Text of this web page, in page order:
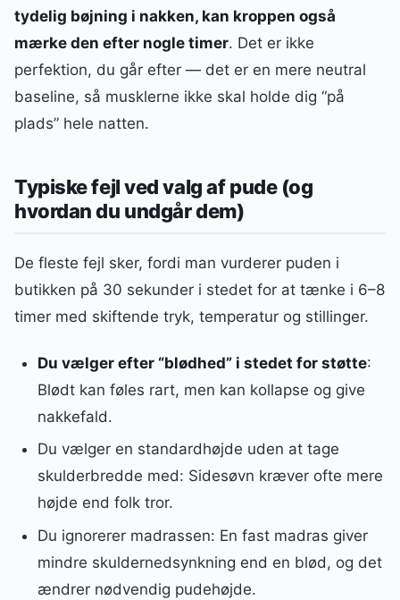
tydelig bøjning i nakken, kan kroppen også
mærke den efter nogle timer. Det er ikke
perfektion, du går efter — det er en mere neutral
baseline, så musklerne ikke skal holde dig “på
plads” hele natten.
Typiske fejl ved valg af pude (og
hvordan du undgår dem)
De fleste fejl sker, fordi man vurderer puden i
butikken på 30 sekunder i stedet for at tænke i 6–8
timer med skiftende tryk, temperatur og stillinger.
Du vælger efter “blødhed” i stedet for støtte:
Blødt kan føles rart, men kan kollapse og give
nakkefald.
Du vælger en standardhøjde uden at tage
skulderbredde med: Sidesøvn kræver ofte mere
højde end folk tror.
Du ignorerer madrassen: En fast madras giver
mindre skuldernedsynkning end en blød, og det
ændrer nødvendig pudehøjde.